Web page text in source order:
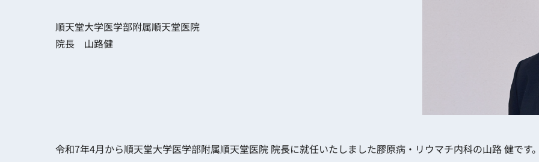
順天堂大学医学部附属順天堂医院
院長 山路健
令和7年4月から順天堂大学医学部附属順天堂医院 院長に就任いたしました膠原病・リウマチ内科の山路 健です